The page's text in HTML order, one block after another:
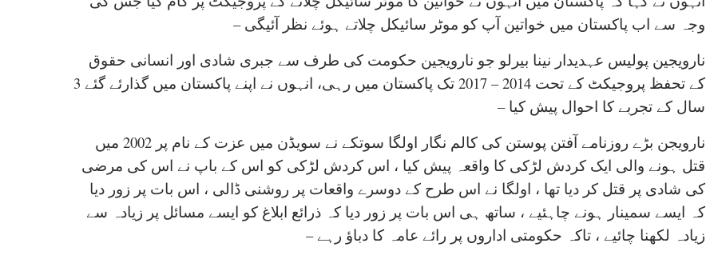
وجہ سے اب پاکستان میں خواتین آپ کو موٹر سائیکل چلاتے ہوئے نظر آئیگی –
نارویجین پولیس عہدیدار نینا بیرلو جو نارویجین حکومت کی طرف سے جبری شادی اور انسانی حقوق
کے تحفظ پروجیکٹ کے تحت 2014 – 2017 تک پاکستان میں رہی، انہوں نے اپنے پاکستان میں گذارئے گئے 3
سال کے تجربے کا احوال پیش کیا –
نارویجن بڑے روزنامے آفتن پوستن کی کالم نگار اولگا سوتکے نے سویڈن میں عزت کے نام پر 2002 میں
قتل ہونے والی ایک کردش لڑکی کا واقعہ پیش کیا ، اس کردش لڑکی کو اس کے باپ نے اس کی مرضی
کی شادی پر قتل کر دیا تھا ، اولگا نے اس طرح کے دوسرے واقعات پر روشنی ڈالی ، اس بات پر زور دیا
کہ ایسے سمینار ہونے چاہئیے ، ساتھ ہی اس بات پر زور دیا کہ ذرائع ابلاغ کو ایسے مسائل پر زیادہ سے
زیادہ لکھنا چائیے ، تاکہ حکومتی اداروں پر رائے عامہ کا دباؤ رہے –